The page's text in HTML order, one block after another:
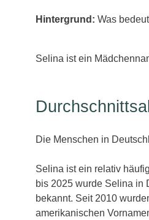
Hintergrund: Was
Selina ist ein
Die Menschen in
Selina ist ein relativ
bis 2025 wurde Selina in
bekannt. Seit 2010
amerikanischen